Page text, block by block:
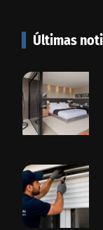
Últimas